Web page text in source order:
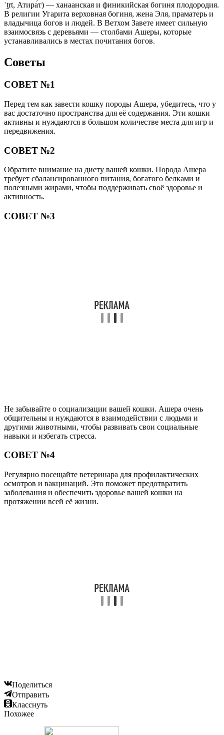
ʾṯrt, Атира́т) — ханаанская и финикийская богиня плодородия.
В религии Угарита верховная богиня, жена Эля, праматерь и
владычица богов и людей. В Ветхом Завете имеет сильную
взаимосвязь с деревьями — столбами Ашеры, которые
устанавливались в местах почитания богов.
Советы
СОВЕТ №1
Перед тем как завести кошку породы Ашера, убедитесь, что у
вас достаточно пространства для её содержания. Эти кошки
активны и нуждаются в большом количестве места для игр и
передвижения.
СОВЕТ №2
Обратите внимание на диету вашей кошки. Порода Ашера
требует сбалансированного питания, богатого белками и
полезными жирами, чтобы поддерживать своё здоровье и
активность.
СОВЕТ №3
Не забывайте о социализации вашей кошки. Ашера очень
общительны и нуждаются в взаимодействии с людьми и
другими животными, чтобы развивать свои социальные
навыки и избегать стресса.
СОВЕТ №4
Регулярно посещайте ветеринара для профилактических
осмотров и вакцинаций. Это поможет предотвратить
заболевания и обеспечить здоровье вашей кошки на
протяжении всей её жизни.
Поделиться
Отправить
Класснуть
Похожее